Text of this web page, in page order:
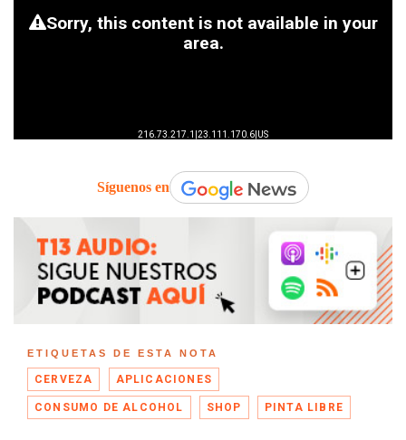
Síguenos en
ETIQUETAS DE ESTA NOTA
CERVEZA APLICACIONES
CONSUMO DE ALCOHOL SHOP PINTA LIBRE